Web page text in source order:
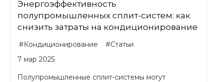
Энергоэффективность
полупромышленных сплит-систем: как
снизить затраты на кондиционирование
#Кондиционирование
#Статьи
7 мар 2025
Полупромышленные сплит-системы могут